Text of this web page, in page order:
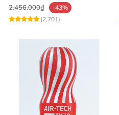
2.456.000₫
-43%
(2,701)